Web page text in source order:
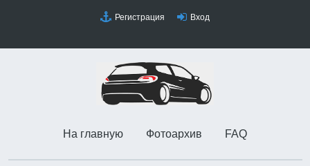
Регистрация Вход
На главную Фотоархив FAQ